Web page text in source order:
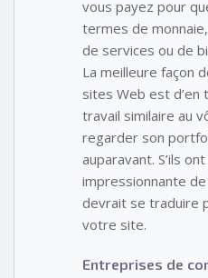
vous payez pour
termes de
de services ou de
La meilleure façon
sites Web est d’en
travail similaire au
regarder son
auparavant. S’ils
impressionnante
devrait se traduire
votre site.
Entreprises de